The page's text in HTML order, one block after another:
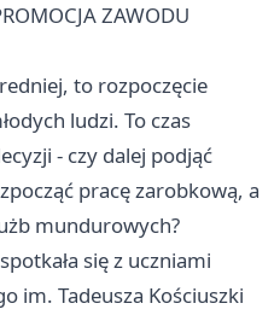
ZAWODU
to rozpoczęcie
ludzi. To czas
- czy dalej podjąć
pracę zarobkową, a
mundurowych?
spotkała się z uczniami
im. Tadeusza Kościuszki